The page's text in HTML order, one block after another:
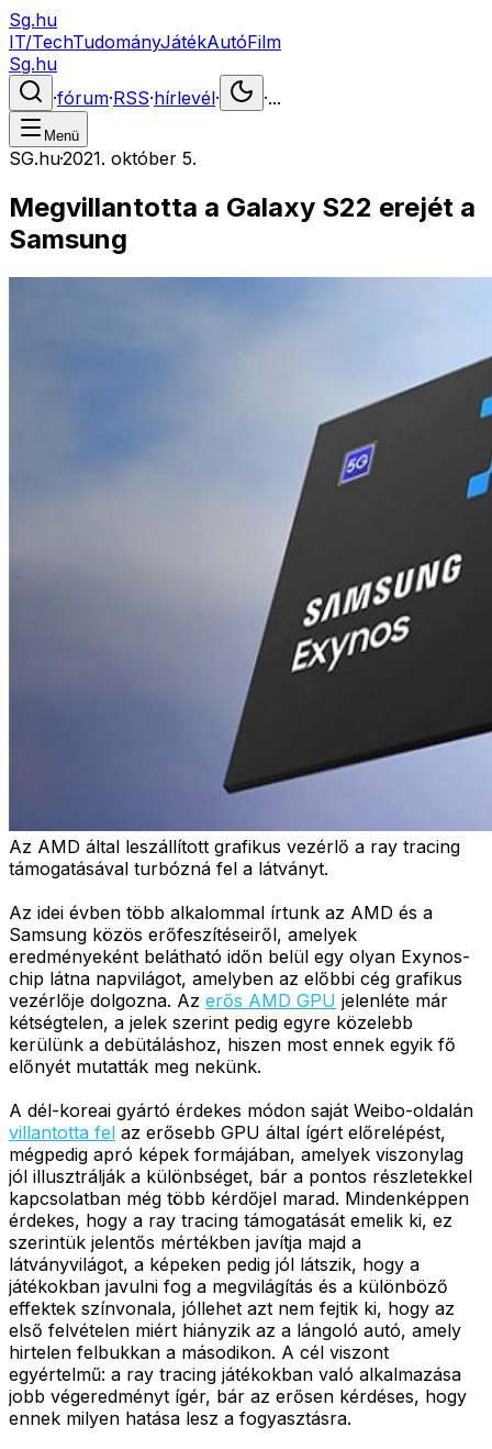
Sg.hu
IT/TechTudományJátékAutóFilm
Sg.hu
·fórum·RSS·hírlevél· ·...
Menü
SG.hu·2021. október 5.
Megvillantotta a Galaxy S22 erejét a
Samsung
Az AMD által leszállított grafikus vezérlő a ray tracing
támogatásával turbózná fel a látványt.
Az idei évben több alkalommal írtunk az AMD és a
Samsung közös erőfeszítéseiről, amelyek
eredményeként belátható időn belül egy olyan Exynos-
chip látna napvilágot, amelyben az előbbi cég grafikus
vezérlője dolgozna. Az erős AMD GPU jelenléte már
kétségtelen, a jelek szerint pedig egyre közelebb
kerülünk a debütáláshoz, hiszen most ennek egyik fő
előnyét mutatták meg nekünk.
A dél-koreai gyártó érdekes módon saját Weibo-oldalán
villantotta fel az erősebb GPU által ígért előrelépést,
mégpedig apró képek formájában, amelyek viszonylag
jól illusztrálják a különbséget, bár a pontos részletekkel
kapcsolatban még több kérdőjel marad. Mindenképpen
érdekes, hogy a ray tracing támogatását emelik ki, ez
szerintük jelentős mértékben javítja majd a
látványvilágot, a képeken pedig jól látszik, hogy a
játékokban javulni fog a megvilágítás és a különböző
effektek színvonala, jóllehet azt nem fejtik ki, hogy az
első felvételen miért hiányzik az a lángoló autó, amely
hirtelen felbukkan a másodikon. A cél viszont
egyértelmű: a ray tracing játékokban való alkalmazása
jobb végeredményt ígér, bár az erősen kérdéses, hogy
ennek milyen hatása lesz a fogyasztásra.